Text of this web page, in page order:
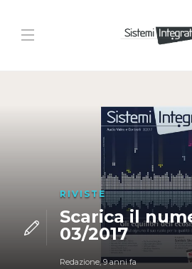
RIVISTE
Scarica il
03/2017
Redazione,9 anni fa